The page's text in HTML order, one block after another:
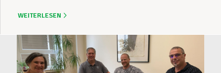
WEITERLESEN